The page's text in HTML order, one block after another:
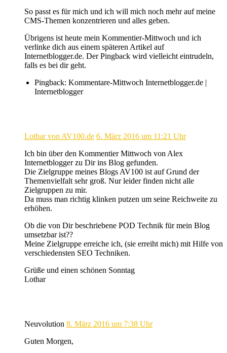
So passt es für mich und ich will mich noch mehr auf meine
CMS-Themen konzentrieren und alles geben.
Übrigens ist heute mein Kommentier-Mittwoch und ich
verlinke dich aus einem späteren Artikel auf
Internetblogger.de. Der Pingback wird vielleicht eintrudeln,
falls es bei dir geht.
Pingback: Kommentare-Mittwoch Internetblogger.de |
Internetblogger
Lothar von AV100.de 6. März 2016 um 11:21 Uhr
Ich bin über den Kommentier Mittwoch von Alex
Internetblogger zu Dir ins Blog gefunden.
Die Zielgruppe meines Blogs AV100 ist auf Grund der
Themenvielfalt sehr groß. Nur leider finden nicht alle
Zielgruppen zu mir.
Da muss man richtig klinken putzen um seine Reichweite zu
erhöhen.
Ob die von Dir beschriebene POD Technik für mein Blog
umsetzbar ist??
Meine Zielgruppe erreiche ich, (sie erreiht mich) mit Hilfe von
verschiedensten SEO Techniken.
Grüße und einen schönen Sonntag
Lothar
Neuvolution 8. März 2016 um 7:38 Uhr
Guten Morgen,